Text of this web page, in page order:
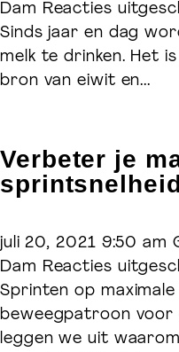
Dam Reacties
Sinds jaar en dag
melk te drinken. Het
bron van eiwit en...
Verbeter je
juli 20, 2021 9:50 am
Dam Reacties
Sprinten op
beweegpatroon voor
leggen we uit